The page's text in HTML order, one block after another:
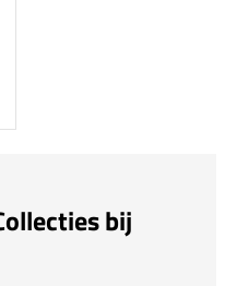
3 Heren toevoegen aan vergelijking
bij